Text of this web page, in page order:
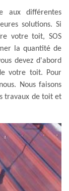
aux différentes
solutions. Si
votre toit, SOS
la quantité de
devez d'abord
votre toit. Pour
Nous faisons
travaux de toit et